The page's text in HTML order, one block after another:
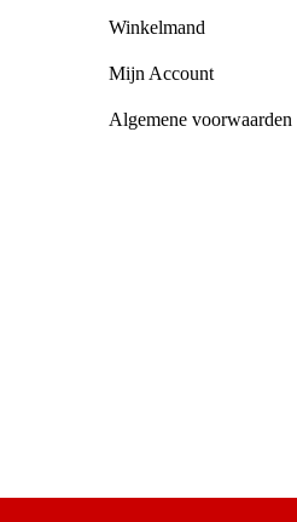
Winkelmand
Mijn Account
Algemene voorwaarden